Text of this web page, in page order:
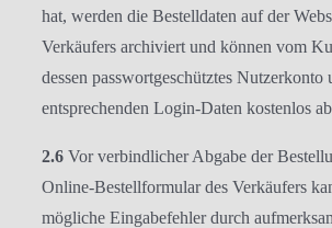
hat, werden die Bestelldaten auf der
Verkäufers archiviert und können vom
dessen passwortgeschütztes Nutzerkonto
entsprechenden Login-Daten kostenlos
2.6 Vor verbindlicher Abgabe der
Online-Bestellformular des Verkäufers
mögliche Eingabefehler durch